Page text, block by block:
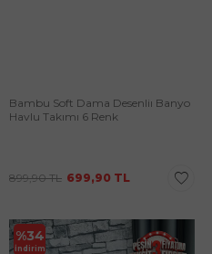
Bambu Soft Dama Desenliı Banyo
Havlu Takımı 6 Renk
899,90TL 699,90 TL
%34
İndirim